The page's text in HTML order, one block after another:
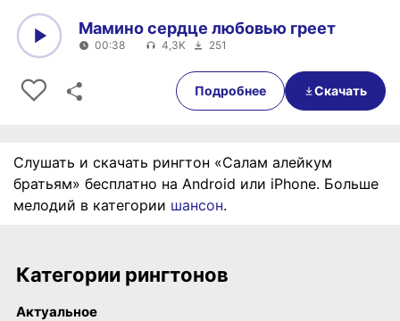
00:38
Мамино сердце любовью греет
00:38 4,3K 251
Подробнее Скачать
Слушать и скачать рингтон «Салам алейкум
братьям» бесплатно на Android или iPhone. Больше
мелодий в категории шансон.
Категории рингтонов
Актуальное